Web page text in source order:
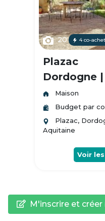
20 4 co-
Plazac
Dordogne
Maison
Budget par
Plazac,
Aquitaine
Voir les
M'inscrire et créer